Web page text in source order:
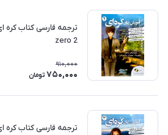
zero 2
910,000
750,000 تومان